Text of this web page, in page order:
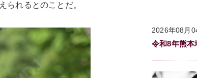
られるとのことだ。
2026年08月
令和8年熊本